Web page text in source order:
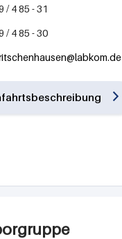
/ 4 85 - 31
/ 4 85 - 30